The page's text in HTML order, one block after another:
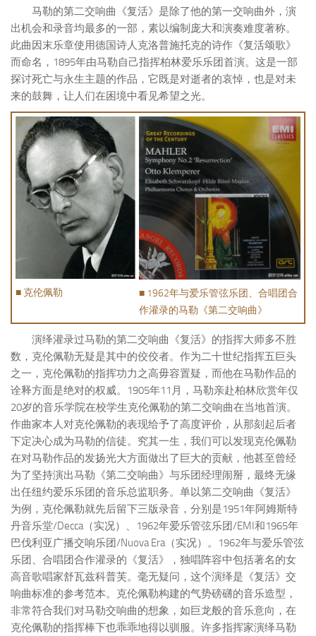
马勒的第二交响曲《复活》是除了他的第一交响曲外，演
出机会和录音均最多的一部，素以编制庞大和演奏难度著称。
此曲因末乐章使用德国诗人克洛普施托克的诗作《复活颂歌》
而命名，1895年由马勒自己指挥柏林爱乐乐团首演。这是一部
探讨死亡与永生主题的作品，它既是对逝者的哀悼，也是对未
来的鼓舞，让人们在困境中看见希望之光。
■ 克伦佩勒
■ 1962年与爱乐管弦乐团、合唱团合
作灌录的马勒《第二交响曲》
演绎灌录过马勒的第二交响曲《复活》的指挥大师多不胜
数，克伦佩勒无疑是其中的佼佼者。作为二十世纪指挥五巨头
之一，克伦佩勒的指挥功力之高毋容置疑，而他在马勒作品的
诠释方面是绝对的权威。1905年11月，马勒亲赴柏林欣赏年仅
20岁的音乐学院在校学生克伦佩勒的第二交响曲在当地首演。
作曲家本人对克伦佩勒的表现给予了高度评价，从那刻起后者
下定决心成为马勒的信徒。究其一生，我们可以发现克伦佩勒
在对马勒作品的发扬光大方面做出了巨大的贡献，他甚至曾经
为了坚持演出马勒《第二交响曲》与乐团经理闹掰，最终无缘
出任纽约爱乐乐团的音乐总监职务。单以第二交响曲《复活》
为例，克伦佩勒就先后留下三版录音，分别是1951年阿姆斯特
丹音乐堂/Decca（实况）、1962年爱乐管弦乐团/EMI和1965年
巴伐利亚广播交响乐团/Nuova Era（实况）。1962年与爱乐管弦
乐团、合唱团合作灌录的《复活》，独唱阵容中包括著名的女
高音歌唱家舒瓦兹科普芙。毫无疑问，这个演绎是《复活》交
响曲标准的参考范本。克伦佩勒构建的气势磅礴的音乐造型，
非常符合我们对马勒交响曲的想象，如巨龙般的音乐意向，在
克伦佩勒的指挥棒下也乖乖地得以驯服。许多指挥家演绎马勒